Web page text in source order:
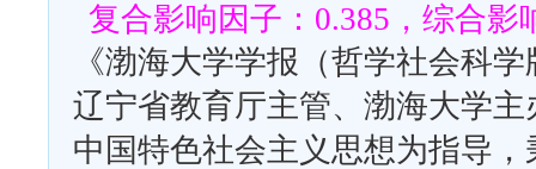
复合影响因子：0.385，综合影
《渤海大学学报（哲学社会科
辽宁省教育厅主管、渤海大学
中国特色社会主义思想为指导